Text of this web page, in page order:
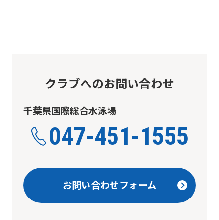
クラブへのお問い合わせ
千葉県国際総合水泳場
047-451-1555
お問い合わせフォーム